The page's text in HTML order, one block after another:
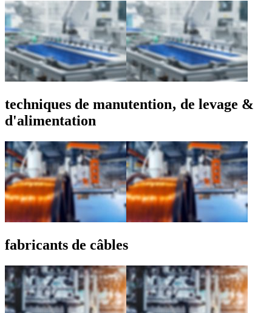
techniques de manutention‚ de levage &
d'alimentation
fabricants de câbles